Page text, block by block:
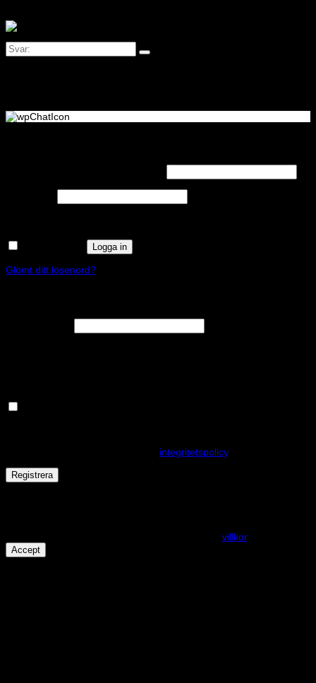
Logga in
Glömt ditt lösenord?
integritetspolicy.
Registrera
villkor.
Accept